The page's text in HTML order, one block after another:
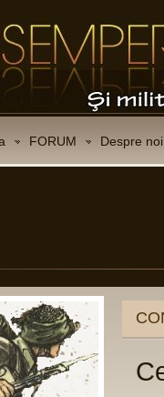
FORUM Despre noi
de onoare
inginer